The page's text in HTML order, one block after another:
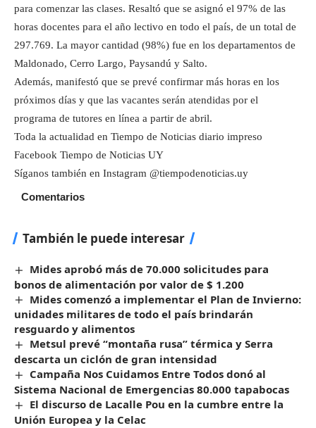
para comenzar las clases. Resaltó que se asignó el 97% de las
horas docentes para el año lectivo en todo el país, de un total de
297.769. La mayor cantidad (98%) fue en los departamentos de
Maldonado, Cerro Largo, Paysandú y Salto.
Además, manifestó que se prevé confirmar más horas en los
próximos días y que las vacantes serán atendidas por el
programa de tutores en línea a partir de abril.
Toda la actualidad en Tiempo de Noticias diario impreso
Facebook Tiempo de Noticias UY
Síganos también en Instagram @tiempodenoticias.uy
Comentarios
También le puede interesar
Mides aprobó más de 70.000 solicitudes para
bonos de alimentación por valor de $ 1.200
Mides comenzó a implementar el Plan de Invierno:
unidades militares de todo el país brindarán
resguardo y alimentos
Metsul prevé “montaña rusa” térmica y Serra
descarta un ciclón de gran intensidad
Campaña Nos Cuidamos Entre Todos donó al
Sistema Nacional de Emergencias 80.000 tapabocas
El discurso de Lacalle Pou en la cumbre entre la
Unión Europea y la Celac